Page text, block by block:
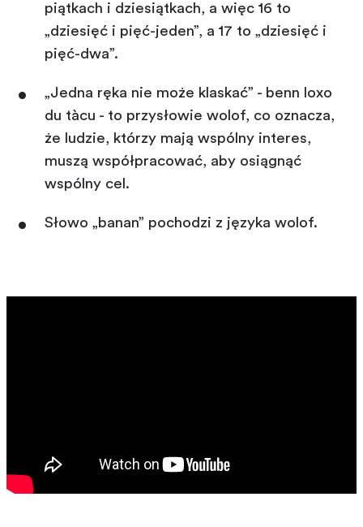
piątkach i dziesiątkach, a więc 16 to
„dziesięć i pięć-jeden”, a 17 to „dziesięć i
pięć-dwa”.
„Jedna ręka nie może klaskać” - benn loxo
du tàcu - to przysłowie wolof, co oznacza,
że ludzie, którzy mają wspólny interes,
muszą współpracować, aby osiągnąć
wspólny cel.
Słowo „banan” pochodzi z języka wolof.